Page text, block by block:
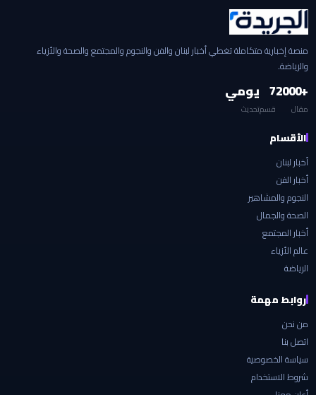
منصة إخبارية متكاملة تغطي أخبار لبنان والفن والنجوم والمجتمع والصحة والأزياء
والرياضة.
+2000
مقال
7
قسم
يومي
تحديث
الأقسام
أخبار لبنان
أخبار الفن
النجوم والمشاهير
الصحة والجمال
أخبار المجتمع
عالم الأزياء
الرياضة
روابط مهمة
من نحن
اتصل بنا
سياسة الخصوصية
شروط الاستخدام